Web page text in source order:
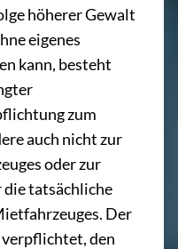
höherer Gewalt
eigenes
kann, besteht
zum
auch nicht zur
oder zur
tatsächliche
Der
den